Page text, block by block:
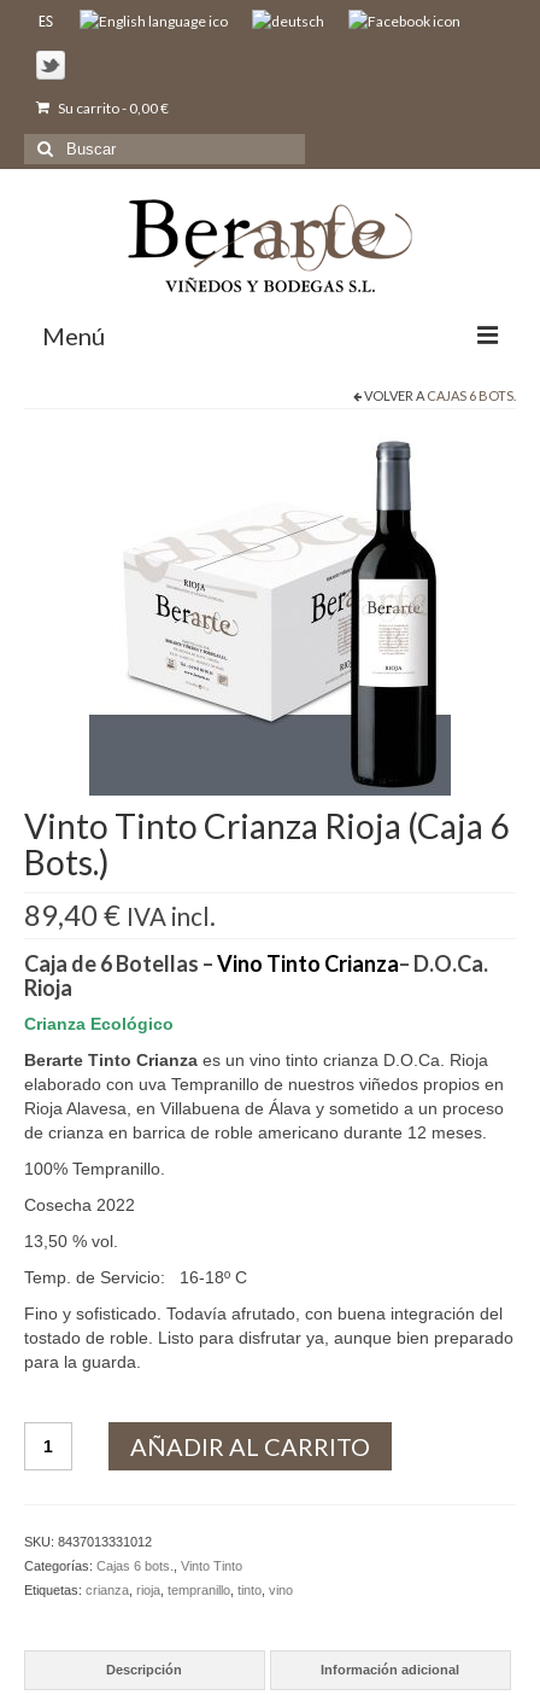
Su carrito- 0,00€
Buscar
por:
Menú
VOLVER A CAJAS 6 BOTS.
Vinto Tinto Crianza Rioja (Caja 6
Bots.)
89,40€ IVA incl.
Caja de 6 Botellas –Vino Tinto Crianza– D.O.Ca.
Rioja
Crianza Ecológico
Berarte Tinto Crianza es un vino tinto crianza D.O.Ca. Rioja
elaborado con uva Tempranillo de nuestros viñedos propios en
Rioja Alavesa, en Villabuena de Álava y sometido a un proceso
de crianza en barrica de roble americano durante 12 meses.
100% Tempranillo.
Cosecha 2022
13,50 % vol.
Temp. de Servicio: 16-18º C
Fino y sofisticado. Todavía afrutado, con buena integración del
tostado de roble. Listo para disfrutar ya, aunque bien preparado
para la guarda.
Tinto
Bots.)
cantidad
AÑADIR AL CARRITO
SKU: 8437013331012
Categorías: Cajas 6 bots.
Vinto Tinto
Etiquetas: crianza rioja tempranillo tinto vino
Descripción Información adicional